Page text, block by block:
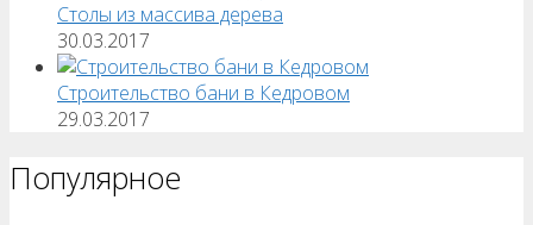
Столы из массива дерева
30.03.2017
Строительство бани в Кедровом
29.03.2017
Популярное